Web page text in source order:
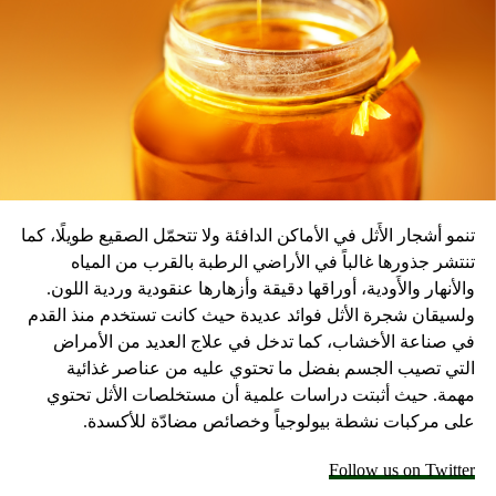
المصدر: سكاي نيوز
تنمو أشجار الأَثل في الأماكن الدافئة ولا تتحمّل الصقيع طويلًا، كما
تنتشر جذورها غالباً في الأراضي الرطبة بالقرب من المياه
والأنهار والأَودية، أوراقها دقيقة وأزهارها عنقودية وردية اللون.
ولسيقان شجرة الأثل فوائد عديدة حيث كانت تستخدم منذ القدم
في صناعة الأخشاب، كما تدخل في علاج العديد من الأمراض
التي تصيب الجسم بفضل ما تحتوي عليه من عناصر غذائية
مهمة. حيث أثبتت دراسات علمية أن مستخلصات الأثل تحتوي
على مركبات نشطة بيولوجياً وخصائص مضادّة للأكسدة.
Follow us on Twitter